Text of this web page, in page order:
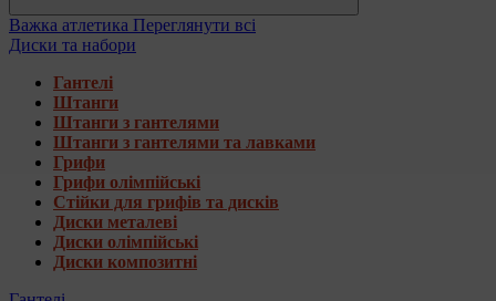
Важка атлетика Переглянути всі
Диски та набори
Гантелі
Штанги
Штанги з гантелями
Штанги з гантелями та лавками
Грифи
Грифи олімпійські
Стійки для грифів та дисків
Диски металеві
Диски олімпійські
Диски композитні